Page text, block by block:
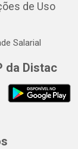
de Uso
Salarial
da Distac